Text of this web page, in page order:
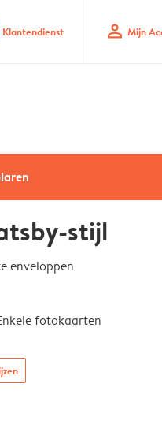
Klantendienst profile Mijn
stijl
enveloppen
fotokaarten